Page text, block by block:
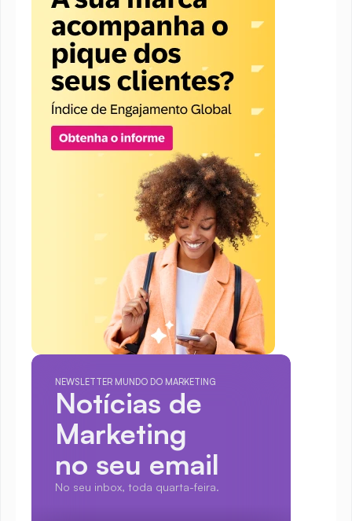
NEWSLETTER MUNDO DO MARKETING
Notícias de
Marketing
no seu email
No seu inbox, toda quarta-feira.